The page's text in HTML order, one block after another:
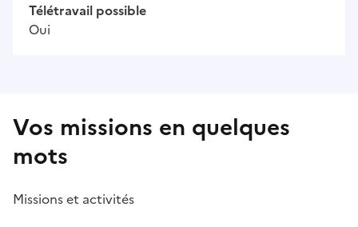
Télétravail possible
Oui
Vos missions en quelques
mots
Missions et activités